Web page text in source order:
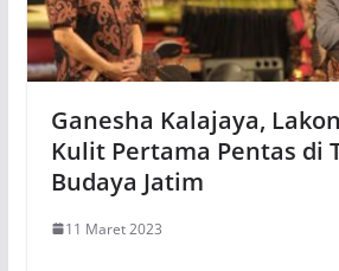
Ganesha Kalajaya,
Kulit Pertama Pentas di
Budaya Jatim
11 Maret 2023